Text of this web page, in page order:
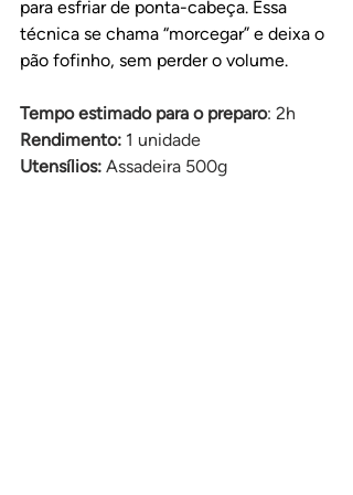
para esfriar de ponta-cabeça. Essa
técnica se chama “morcegar” e deixa o
pão fofinho, sem perder o volume.
Tempo estimado para o preparo: 2h
Rendimento: 1 unidade
Utensílios: Assadeira 500g